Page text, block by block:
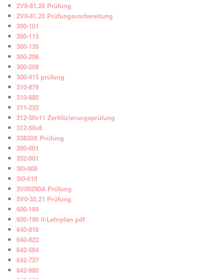
2V0-81.20 Prüfung
2V0-81.20 Prüfungsvorbereitung
300-101
300-115
300-135
300-206
300-209
300-415 prüfung
310-879
310-880
311-232
312-50v11 Zertifizierungsprüfung
312-50v8
33820X Prüfung
350-001
352-001
3I0-008
3I0-010
3V00290A Prüfung
5V0-35.21 Prüfung
600-199
600-199 it-Lehrplan pdf
640-816
640-822
642-584
642-737
642-980